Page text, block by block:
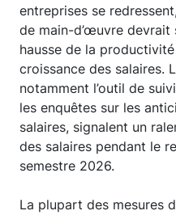
entreprises se
de main-d’œuvre
hausse de la
croissance des salaires.
notamment l’outil de
les enquêtes sur les
salaires, signalent un
des salaires pendant le
semestre 2026.
La plupart des mesures